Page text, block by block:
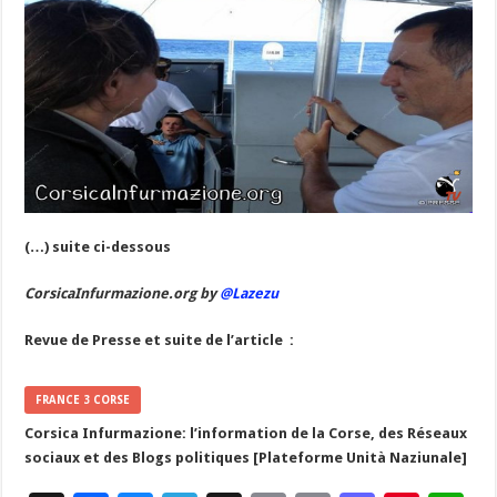
(…) suite ci-dessous
CorsicaInfurmazione.org by@Lazezu
Revue de Presse et suite de l’article :
FRANCE 3 CORSE
Corsica Infurmazione: l’information de la Corse, des Réseaux
sociaux et des Blogs politiques [Plateforme Unità Naziunale]